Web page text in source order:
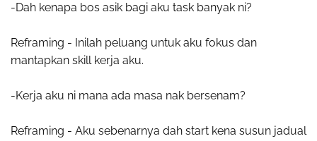
-Dah kenapa bos asik bagi aku task banyak ni?
Reframing - Inilah peluang untuk aku fokus dan
mantapkan skill kerja aku.
-Kerja aku ni mana ada masa nak bersenam?
Reframing - Aku sebenarnya dah start kena susun jadual